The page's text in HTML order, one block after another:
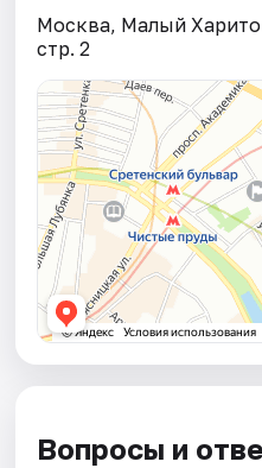
Москва, Малый
стр. 2
Вопросы и